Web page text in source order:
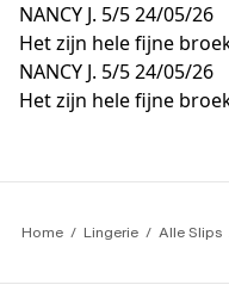
NANCY J. 5/524/05/26
Het zijn hele fijne
NANCY J. 5/524/05/26
Het zijn hele fijne
Home Lingerie Alle Slips